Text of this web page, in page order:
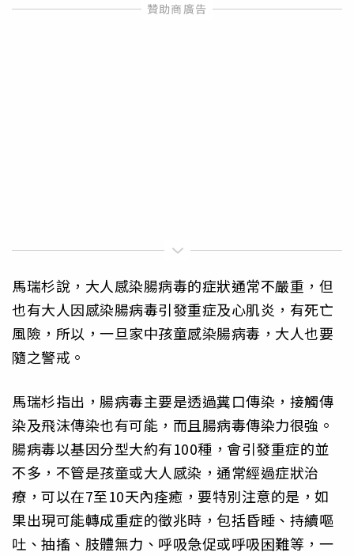
馬瑞杉說，大人感染腸病毒的症狀通常不嚴重，但
也有大人因感染腸病毒引發重症及心肌炎，有死亡
風險，所以，一旦家中孩童感染腸病毒，大人也要
隨之警戒。
馬瑞杉指出，腸病毒主要是透過糞口傳染，接觸傳
染及飛沫傳染也有可能，而且腸病毒傳染力很強。
腸病毒以基因分型大約有100種，會引發重症的並
不多，不管是孩童或大人感染，通常經過症狀治
療，可以在7至10天內痊癒，要特別注意的是，如
果出現可能轉成重症的徵兆時，包括昏睡、持續嘔
吐、抽搐、肢體無力、呼吸急促或呼吸困難等，一